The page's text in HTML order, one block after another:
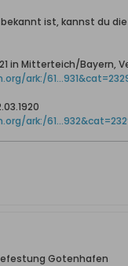
ist, kannst du
in Mitterteich/
ark:/
ark:/
Gotenhafen